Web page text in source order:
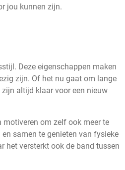
jou kunnen zijn.
Deze eigenschappen maken
zijn. Of het nu gaat om lange
altijd klaar voor een nieuw
motiveren om zelf ook meer te
samen te genieten van fysieke
het versterkt ook de band tussen